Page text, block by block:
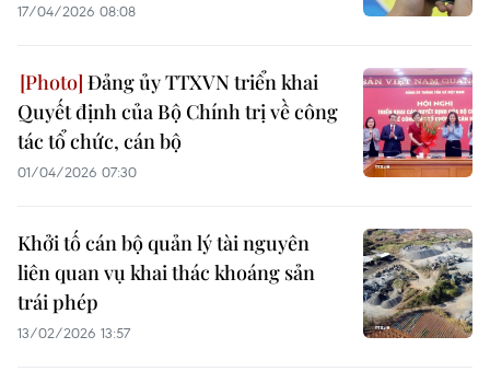
17/04/2026 08:08
Đảng ủy TTXVN triển khai
Quyết định của Bộ Chính trị về công
tác tổ chức, cán bộ
01/04/2026 07:30
Khởi tố cán bộ quản lý tài nguyên
liên quan vụ khai thác khoáng sản
trái phép
13/02/2026 13:57